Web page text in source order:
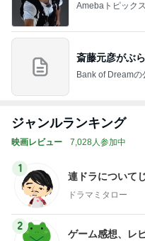
Amebaトピックス
斎藤元彦がぶ
Bank of Dreamの
ジャンルランキング
映画レビュー 7,028人参加中
1
連ドラについて
ドラマミタロー
2
ゲーム感想、レ